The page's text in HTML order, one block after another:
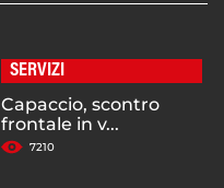
SERVIZI
Capaccio, scontro
frontale in v...
7210